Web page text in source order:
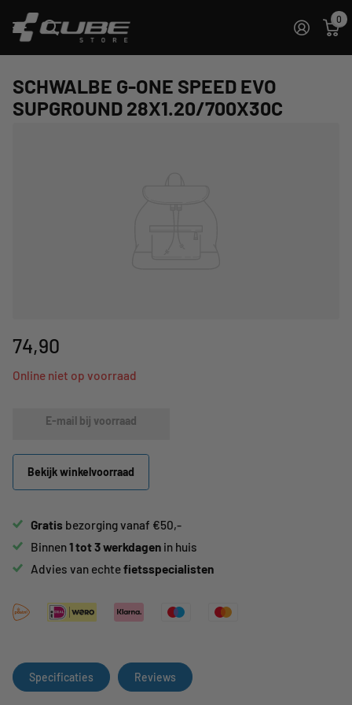
0
SCHWALBE G-ONE SPEED EVO
SUPGROUND 28X1.20/700X30C
74,90
Online niet op voorraad
E-mail bij voorraad
Bekijk winkelvoorraad
Gratis bezorging vanaf €50,-
Binnen1 tot 3 werkdagen in huis
Advies van echtefietsspecialisten
Specificaties Reviews